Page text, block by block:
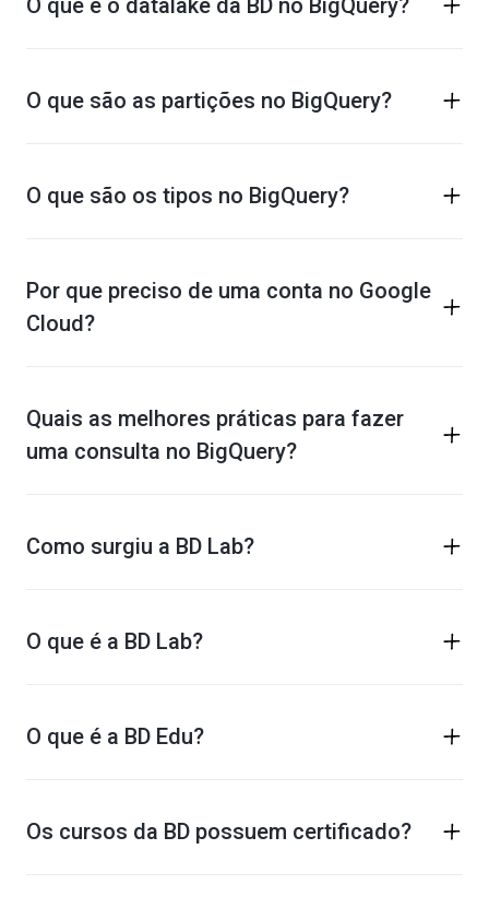
O que é o datalake da BD no BigQuery?
O que são as partições no BigQuery?
O que são os tipos no BigQuery?
Por que preciso de uma conta no Google
Cloud?
Quais as melhores práticas para fazer
uma consulta no BigQuery?
Como surgiu a BD Lab?
O que é a BD Lab?
O que é a BD Edu?
Os cursos da BD possuem certificado?